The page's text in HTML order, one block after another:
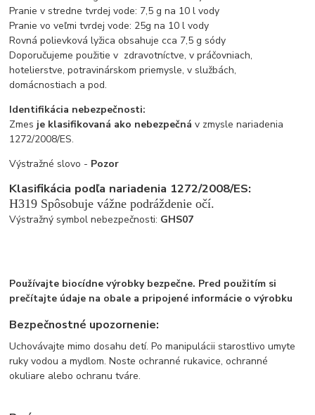
Pranie v stredne tvrdej vode: 7,5 g na 10 l vody
Pranie vo veľmi tvrdej vode: 25g na 10 l vody
Rovná polievková lyžica obsahuje cca 7,5 g sódy
Doporučujeme použitie v zdravotníctve, v práčovniach,
hotelierstve, potravinárskom priemysle, v službách,
domácnostiach a pod.
Identifikácia nebezpečnosti:
Zmes je klasifikovaná ako nebezpečná v zmysle nariadenia
1272/2008/ES.
Výstražné slovo - Pozor
Klasifikácia podľa nariadenia 1272/2008/ES:
H319 Spôsobuje vážne podráždenie očí.
Výstražný symbol nebezpečnosti: GHS07
Používajte biocídne výrobky bezpečne. Pred použitím si
prečítajte údaje na obale a pripojené informácie o výrobku
Bezpečnostné upozornenie:
Uchovávajte mimo dosahu detí. Po manipulácii starostlivo umyte
ruky vodou a mydlom. Noste ochranné rukavice, ochranné
okuliare alebo ochranu tváre.